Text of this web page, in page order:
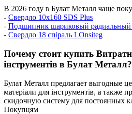
В 2026 году в Булат Металл чаще
- Свердло 10х160 SDS Plus
- Подшипник шариковый радиальный
- Свердло 18 спіраль LOnsiteg
Почему стоит купить
інструментів в Булат Металл?
Булат Металл предлагает выгодные
матеріали для інструментів, а также
скидочную систему для постоянных
Покупцям